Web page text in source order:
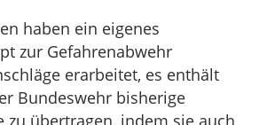
haben ein eigenes
zur Gefahrenabwehr
erarbeitet, es enthält
Bundeswehr bisherige
zu übertragen, indem sie auch